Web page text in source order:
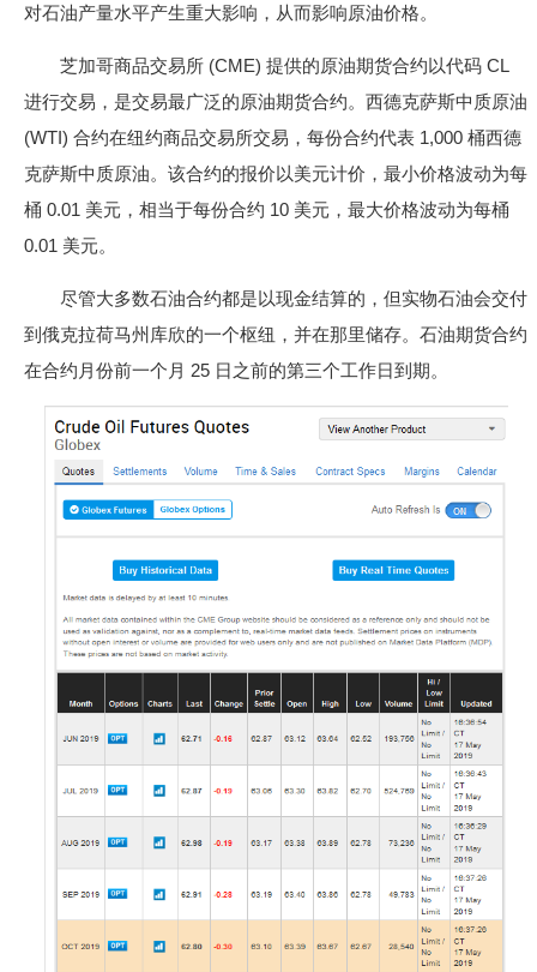
对石油产量水平产生重大影响，从而影响原油价格。
芝加哥商品交易所 (CME) 提供的原油期货合约以代码 CL
进行交易，是交易最广泛的原油期货合约。西德克萨斯中质原油
(WTI) 合约在纽约商品交易所交易，每份合约代表 1,000 桶西德
克萨斯中质原油。该合约的报价以美元计价，最小价格波动为每
桶 0.01 美元，相当于每份合约 10 美元，最大价格波动为每桶
0.01 美元。
尽管大多数石油合约都是以现金结算的，但实物石油会交付
到俄克拉荷马州库欣的一个枢纽，并在那里储存。石油期货合约
在合约月份前一个月 25 日之前的第三个工作日到期。